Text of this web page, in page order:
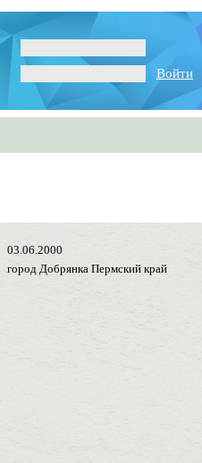
Войти
03.06.2000
город Добрянка Пермский край